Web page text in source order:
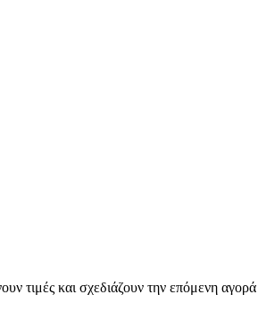
τιμές και σχεδιάζουν την επόμενη αγορά